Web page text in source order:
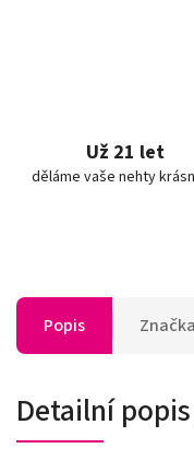
Už 21 let
děláme vaše nehty
Popis Značka
Detailní